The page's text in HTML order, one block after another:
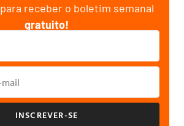
para receber o boletim semanal
gratuito!
INSCREVER-SE